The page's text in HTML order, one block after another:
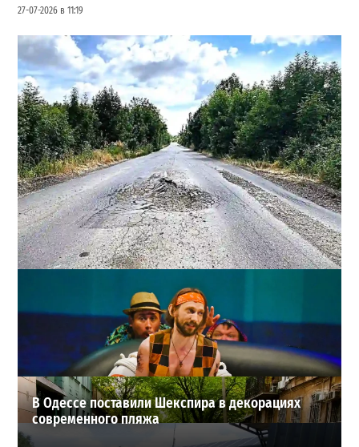
27-07-2026 в 11:19
Почему из сел Одесской области исчезли автобусы и
как теперь добираются люди
ВИБОР РЕДАКЦИИ
В Одессе поставили Шекспира в декорациях
современного пляжа